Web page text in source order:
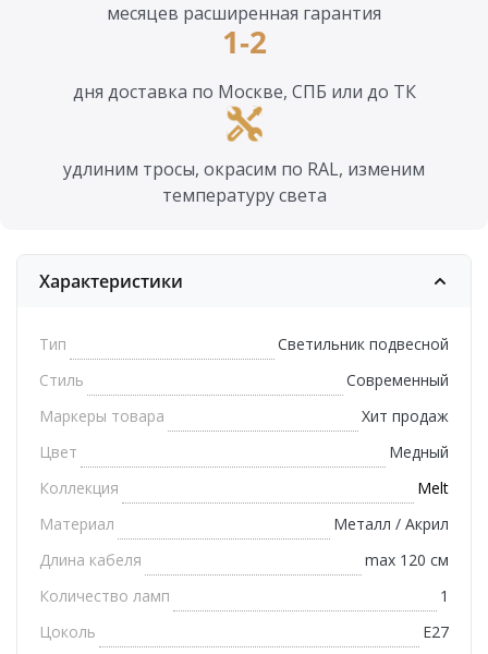
месяцев расширенная гарантия
1-2
дня доставка по Москве, СПБ или до ТК
удлиним тросы, окрасим по RAL, изменим
температуру света
Характеристики
Тип
Светильник подвесной
Стиль
Современный
Маркеры товара
Хит продаж
Цвет
Медный
Коллекция
Melt
Материал
Металл / Акрил
Длина кабеля
max 120 см
Количество ламп
1
Цоколь
E27